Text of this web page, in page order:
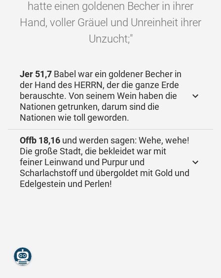
hatte einen goldenen Becher in ihrer
Hand, voller Gräuel und Unreinheit ihrer
Unzucht;"
Jer 51,7 Babel war ein goldener Becher in
der Hand des HERRN, der die ganze Erde
berauschte. Von seinem Wein haben die
Nationen getrunken, darum sind die
Nationen wie toll geworden.
Offb 18,16 und werden sagen: Wehe, wehe!
Die große Stadt, die bekleidet war mit
feiner Leinwand und Purpur und
Scharlachstoff und übergoldet mit Gold und
Edelgestein und Perlen!